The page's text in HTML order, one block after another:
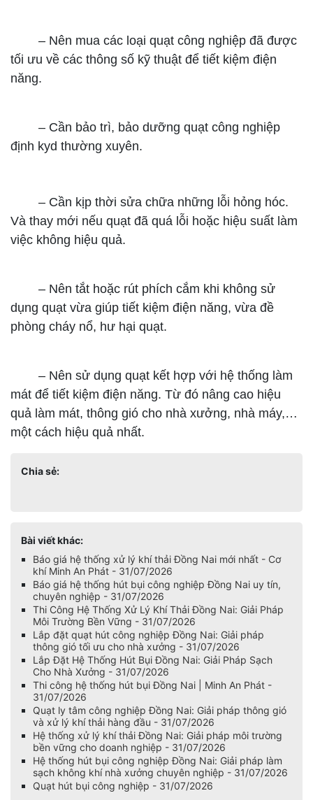
– Nên mua các loại quạt công nghiệp đã được
tối ưu về các thông số kỹ thuật để tiết kiệm điện
năng.
– Cần bảo trì, bảo dưỡng quạt công nghiệp
định kyd thường xuyên.
– Cần kịp thời sửa chữa những lỗi hỏng hóc.
Và thay mới nếu quạt đã quá lỗi hoặc hiệu suất làm
việc không hiệu quả.
– Nên tắt hoặc rút phích cắm khi không sử
dụng quạt vừa giúp tiết kiệm điện năng, vừa đề
phòng cháy nổ, hư hại quạt.
– Nên sử dụng quạt kết hợp với hệ thống làm
mát để tiết kiệm điện năng. Từ đó nâng cao hiệu
quả làm mát, thông gió cho nhà xưởng, nhà máy,…
một cách hiệu quả nhất.
Chia sẻ:
Bài viết khác:
Báo giá hệ thống xử lý khí thải Đồng Nai mới nhất - Cơ
khí Minh An Phát - 31/07/2026
Báo giá hệ thống hút bụi công nghiệp Đồng Nai uy tín,
chuyên nghiệp - 31/07/2026
Thi Công Hệ Thống Xử Lý Khí Thải Đồng Nai: Giải Pháp
Môi Trường Bền Vững - 31/07/2026
Lắp đặt quạt hút công nghiệp Đồng Nai: Giải pháp
thông gió tối ưu cho nhà xưởng - 31/07/2026
Lắp Đặt Hệ Thống Hút Bụi Đồng Nai: Giải Pháp Sạch
Cho Nhà Xưởng - 31/07/2026
Thi công hệ thống hút bụi Đồng Nai | Minh An Phát -
31/07/2026
Quạt ly tâm công nghiệp Đồng Nai: Giải pháp thông gió
và xử lý khí thải hàng đầu - 31/07/2026
Hệ thống xử lý khí thải Đồng Nai: Giải pháp môi trường
bền vững cho doanh nghiệp - 31/07/2026
Hệ thống hút bụi công nghiệp Đồng Nai: Giải pháp làm
sạch không khí nhà xưởng chuyên nghiệp - 31/07/2026
Quạt hút bụi công nghiệp - 31/07/2026